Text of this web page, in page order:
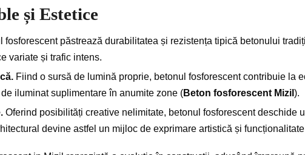
și Estetice
fosforescent păstrează durabilitatea și rezistența tipică betonului
variate și trafic intens.
Fiind o sursă de lumină proprie, betonul fosforescent contribuie la
iluminat suplimentare în anumite zone (Beton fosforescent Mizil ).
Oferind posibilități creative nelimitate, betonul fosforescent deschide
devine astfel un mijloc de exprimare artistică și